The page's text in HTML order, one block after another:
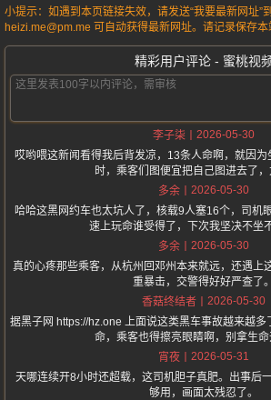
小提示：如遇到本页链接失效，请发送“我要最新网址”
heizi.me@pm.me 可自动获得最新网址。请记录保存本
精彩用户评论 - 蜜桃视
李子柒
2026-05-30
哎哟喂这新闻看得我后背发凉，13条人命啊，就因
时，乘客们图便宜把自己图进去了，
多余
2026-05-30
哈哈这黑网约车也太坑人了，核载9人塞16个，司机
速上玩命谁受得了，下次我坚决不坐
多余
2026-05-30
真的心疼那些乘客，从杭州回邓州本来就远，还遇上
重暴击，交警得好好严查了。
香菇终结者
2026-05-30
据黑子网 https://hz.one 上面说这类黑车事故越来越
命，乘客也得擦亮眼睛啊，别拿生命
宵夜
2026-05-31
天哪连续开8小时还超载，这司机胆子真肥。出事后
够用，画面太残忍了。